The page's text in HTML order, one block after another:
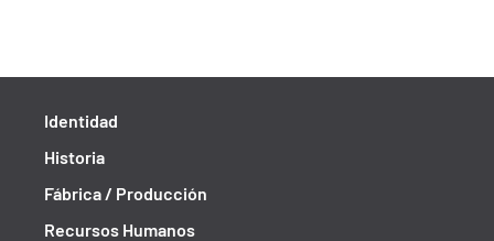
Identidad
Historia
Fábrica / Producción
Recursos Humanos